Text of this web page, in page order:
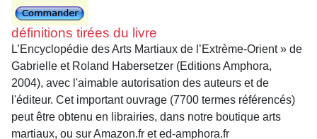
définitions tirées du livre
L’Encyclopédie des Arts Martiaux de l’Extrème-Orient » de
Gabrielle et Roland Habersetzer (Editions Amphora,
2004), avec l'aimable autorisation des auteurs et de
l'éditeur. Cet important ouvrage (7700 termes référencés)
peut être obtenu en librairies, dans notre boutique arts
martiaux, ou sur Amazon.fr et ed-amphora.fr